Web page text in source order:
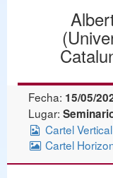
Fecha: 15/05/
Lugar:
Cartel Vertical
Cartel